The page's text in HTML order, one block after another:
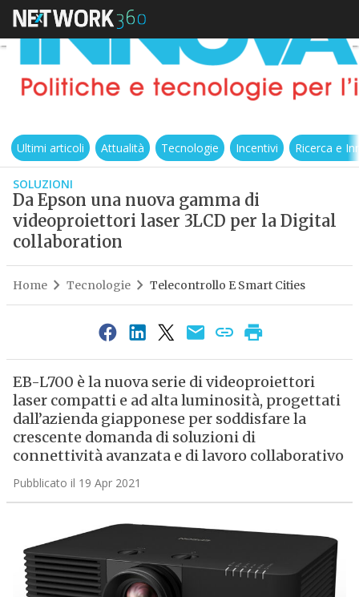
Ultimi articoli Attualità Tecnologie Incentivi Ricerca e
SOLUZIONI
Da Epson una nuova gamma di
videoproiettori laser 3LCD per la Digital
collaboration
Home Tecnologie Telecontrollo E Smart Cities
EB-L700 è la nuova serie di videoproiettori
laser compatti e ad alta luminosità, progettati
dall’azienda giapponese per soddisfare la
crescente domanda di soluzioni di
connettività avanzata e di lavoro collaborativo
Pubblicato il 19 Apr 2021